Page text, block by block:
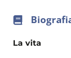
La vita